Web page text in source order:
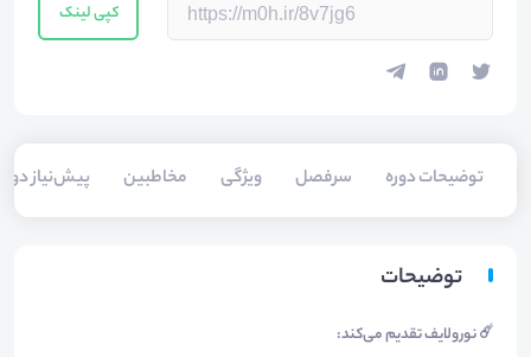
کپی لینک
توضیحات دوره سرفصل ویژگی مخاطبین پیش‌نیاز
توضیحات
☄️ نورولایف تقدیم می‌کند: